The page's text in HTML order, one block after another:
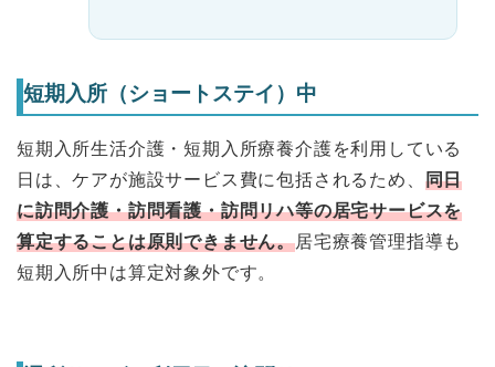
短期入所（ショートステイ）中
短期入所生活介護・短期入所療養介護を利用している
日は、ケアが施設サービス費に包括されるため、 同日
に訪問介護・訪問看護・訪問リハ等の居宅サービスを
算定することは原則できません。居宅療養管理指導も
短期入所中は算定対象外です。